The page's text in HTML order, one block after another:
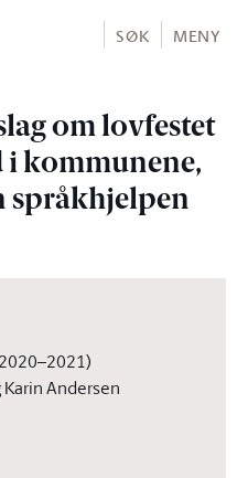
SØK MENY
om lovfestet
kommunene,
språkhjelpen
Andersen